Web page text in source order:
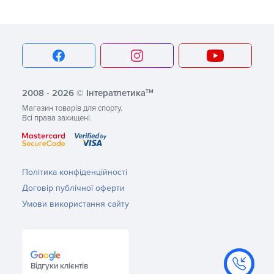
2008 - 2026 © Інтератлетикатм
Магазин товарів для спорту.
Всі права захищені.
Політика конфіденційності
Договір публічної оферти
Умови використання сайту
Відгуки клієнтів